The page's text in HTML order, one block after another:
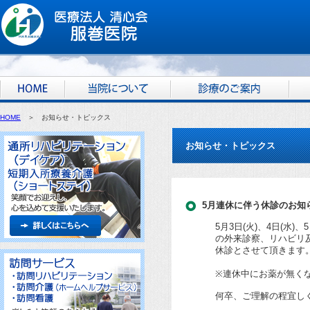
HOME ＞ お知らせ・トピックス
お知らせ・トピックス
5月連休に伴う休診のお知
5月3日(火)、4日(水)、
の外来診察、リハビリ
休診とさせて頂きます
※連休中にお薬が無く
何卒、ご理解の程宜し